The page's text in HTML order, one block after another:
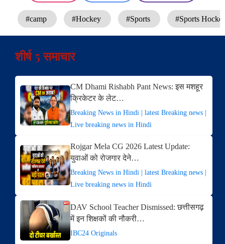
#camp #Hockey #Sports #Sports
शीर्ष 5 समाचार
CM Dhami Rishabh Pant News: इस मशहूर
क्रिकेटर के लेट…
Breaking News in Hindi | latest Breaking news |
Live breaking news in Hindi
Rojgar Mela CG 2026 Latest Update:
युवाओं को रोजगार देने…
Breaking News in Hindi | latest Breaking news |
Live breaking news in Hindi
DAV School Teacher Dismissed: छत्तीसगढ़
में इन शिक्षकों की नौकरी…
IBC24 Originals